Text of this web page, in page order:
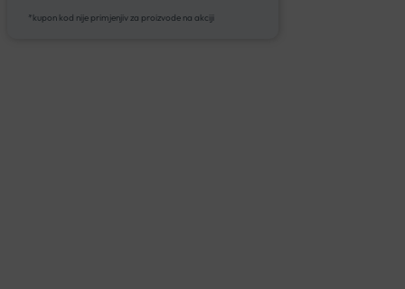
*kupon kod nije primjenjiv za proizvode na akciji